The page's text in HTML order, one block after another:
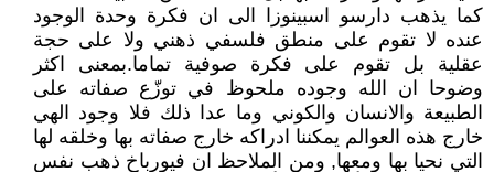
كما يذهب دارسو اسبينوزا الى ان فكرة وحدة الوجود
عنده لا تقوم على منطق فلسفي ذهني ولا على حجة
عقلية بل تقوم على فكرة صوفية تماما.بمعنى اكثر
وضوحا ان الله وجوده ملحوظ في توزّع صفاته على
الطبيعة والانسان والكوني وما عدا ذلك فلا وجود الهي
خارج هذه العوالم يمكننا ادراكه خارج صفاته بها وخلقه لها
التي نحيا بها ومعها, ومن الملاحظ ان فيورباخ ذهب نفس